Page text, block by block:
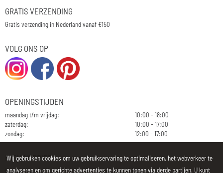
GRATIS VERZENDING
Gratis verzending in Nederland vanaf €150
VOLG ONS OP
OPENINGSTIJDEN
maandag t/m vrijdag:
10:00 - 18:00
zaterdag:
10:00 - 17:00
zondag:
12:00 - 17:00
NIEUWSBRIEF
E-mailadres:
Wij gebruiken cookies om uw gebruikservaring te optimaliseren, het webverkeer te
analyseren en om gerichte advertenties te kunnen tonen via derde partijen. U kunt